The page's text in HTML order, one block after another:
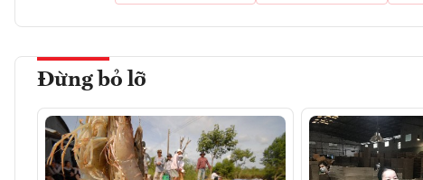
Đừng bỏ lỡ